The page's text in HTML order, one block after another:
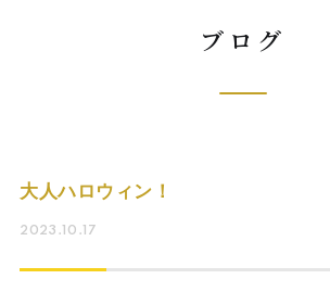
ブログ
大人ハロウィン！
2023.10.17